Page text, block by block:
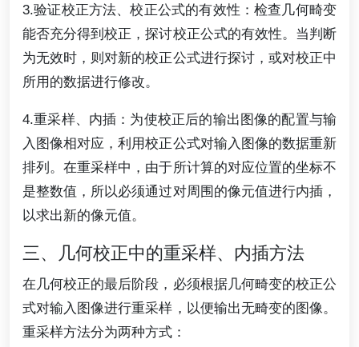
3.验证校正方法、校正公式的有效性：检查几何畸变
能否充分得到校正，探讨校正公式的有效性。当判断
为无效时，则对新的校正公式进行探讨，或对校正中
所用的数据进行修改。
4.重采样、内插：为使校正后的输出图像的配置与输
入图像相对应，利用校正公式对输入图像的数据重新
排列。在重采样中，由于所计算的对应位置的坐标不
是整数值，所以必须通过对周围的像元值进行内插，
以求出新的像元值。
三、几何校正中的重采样、内插方法
在几何校正的最后阶段，必须根据几何畸变的校正公
式对输入图像进行重采样，以便输出无畸变的图像。
重采样方法分为两种方式：